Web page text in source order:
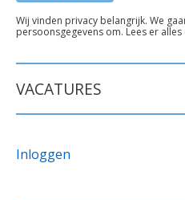
TEKST
ONDER
Wij vinden privacy belangrijk. We
persoonsgegevens om. Lees er
VACATURES
Inloggen